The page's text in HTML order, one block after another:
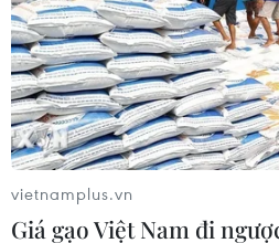
vietnamplus.vn
Giá gạo Việt Nam đi